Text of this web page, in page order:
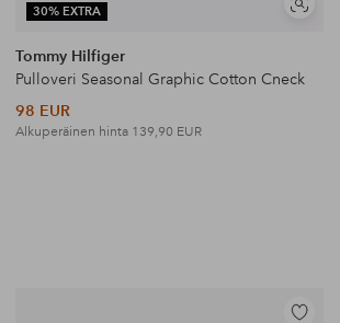
30% EXTRA
Näytä
Tommy Hilfiger
Pulloveri Seasonal Graphic Cotton Cneck
98 EUR
Alkuperäinen hinta 139,90 EUR